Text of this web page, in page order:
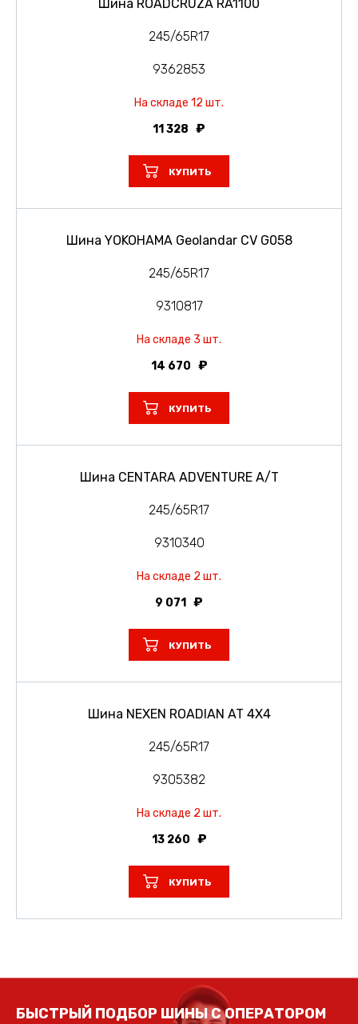
Шина ROADCRUZA RA1100
245/65R17
9362853
На складе 12 шт.
11 328
КУПИТЬ
Шина YOKOHAMA Geolandar CV G058
245/65R17
9310817
На складе 3 шт.
14 670
КУПИТЬ
Шина CENTARA ADVENTURE A/T
245/65R17
9310340
На складе 2 шт.
9 071
КУПИТЬ
Шина NEXEN ROADIAN AT 4X4
245/65R17
9305382
На складе 2 шт.
13 260
КУПИТЬ
БЫСТРЫЙ ПОДБОР ШИНЫ С ОПЕРАТОРОМ